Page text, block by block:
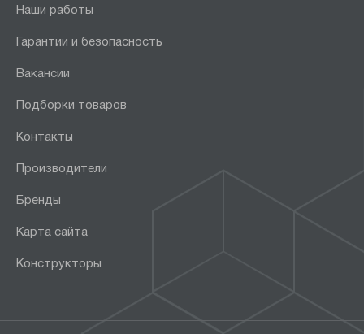
Наши работы
Гарантии и безопасность
Вакансии
Подборки товаров
Контакты
Производители
Бренды
Карта сайта
Конструкторы